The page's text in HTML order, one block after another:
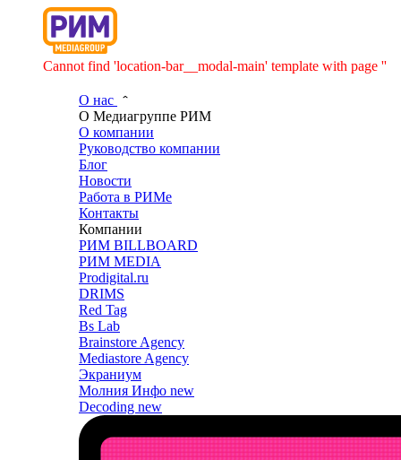
Cannot find 'location-bar__modal-main' template with page ''
О нас
О Медиагруппе РИМ
О компании
Руководство компании
Блог
Новости
Работа в РИМе
Контакты
Компании
РИМ BILLBOARD
РИМ MEDIA
Prodigital.ru
DRIMS
Red Tag
Bs Lab
Brainstore Agency
Mediastore Agency
Экраниум
Молния Инфо new
Decoding new